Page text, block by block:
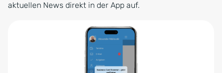
aktuellen News direkt in der App auf.